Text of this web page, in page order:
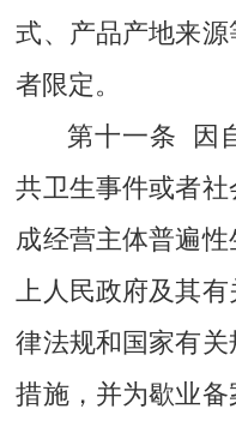
式、产品产地来
者限定。
第十一条 因
共卫生事件或者
成经营主体普遍
上人民政府及其
律法规和国家有
措施，并为歇业